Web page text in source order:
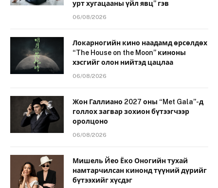
урт хугацааны үйл явц” гэв
06/08/2026
Локарногийн кино наадамд өрсөлдөх
“The House on the Moon” киноны
хэсгийг олон нийтэд цацлаа
06/08/2026
Жон Галлиано 2027 оны “Met Gala”-д
голлох загвар зохион бүтээгчээр
оролцоно
06/08/2026
Мишель Йео Ёко Оногийн тухай
намтарчилсан кинонд түүний дүрийг
бүтээхийг хүсдэг